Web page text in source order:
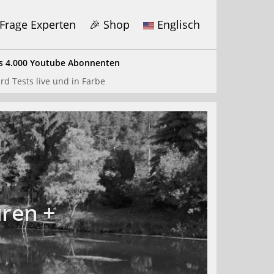
Frage Experten 🎉 Shop Englisch
4.000 Youtube Abonnenten
Tests live und in Farbe
+
getestet
hier.
x